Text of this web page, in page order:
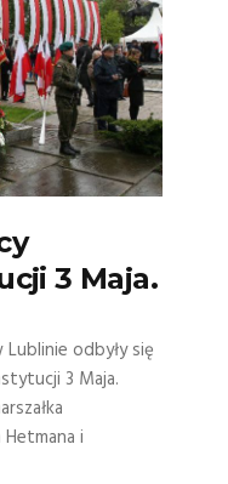
3 Maja.
odbyły się
3 Maja.
i